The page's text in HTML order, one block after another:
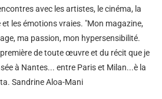
avec les artistes, le cinéma, la
et les émotions vraies. "Mon magazine,
ma passion, mon hypersensibilité.
de toute œuvre et du récit que je
à Nantes... entre Paris et Milan...è la
Sandrine Aloa-Mani